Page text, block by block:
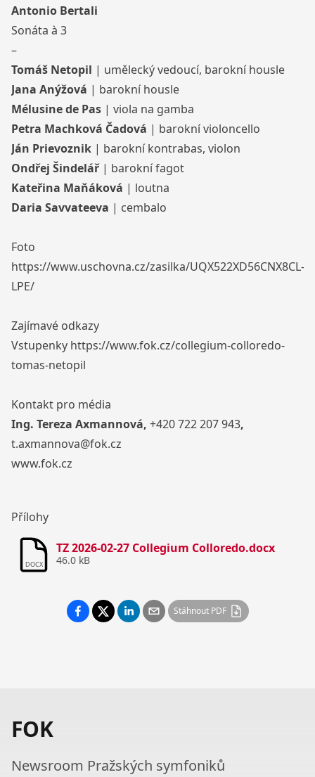
Antonio Bertali
Sonáta à 3
–
Tomáš Netopil | umělecký vedoucí, barokní housle
Jana Anýžová | barokní housle
Mélusine de Pas | viola na gamba
Petra Machková Čadová | barokní violoncello
Ján Prievoznik | barokní kontrabas, violon
Ondřej Šindelář| barokní fagot
Kateřina Maňáková | loutna
Daria Savvateeva | cembalo
Foto
https://www.uschovna.cz/zasilka/UQX522XD56CNX8CL-
LPE/
Zajímavé odkazy
Vstupenky https://www.fok.cz/collegium-colloredo-
tomas-netopil
Kontakt pro média
Ing. Tereza Axmannová, +420 722 207 943,
t.axmannova@fok.cz
www.fok.cz
Přílohy
DOCX
TZ 2026-02-27 Collegium Colloredo.docx
46.0 kB
Stáhnout PDF
FOK
Newsroom Pražských symfoniků